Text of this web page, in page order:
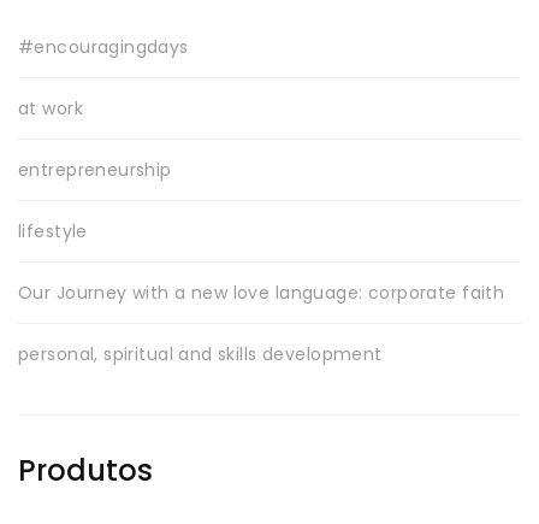
#encouragingdays
at work
entrepreneurship
lifestyle
Our Journey with a new love language: corporate faith
personal, spiritual and skills development
Produtos